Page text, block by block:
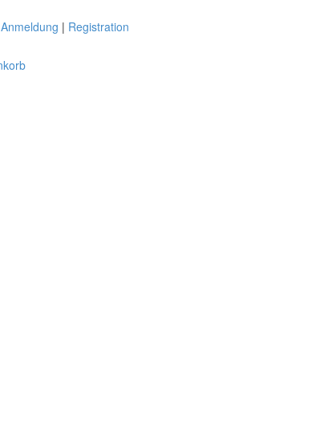
Anmeldung | Registration